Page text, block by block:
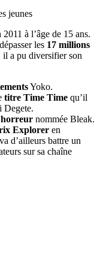
jeunes
à l’âge de 15 ans.
les 17 millions
a pu diversifier son
Yoko.
titre Time Time qu’il
Degete.
nommée Bleak.
Explorer en
d’ailleurs battre un
sur sa chaîne